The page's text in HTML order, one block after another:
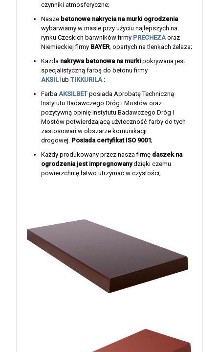
czynniki atmosferyczne;
Nasze betonowe nakrycia na murki ogrodzenia
wybarwiamy w masie przy użyciu najlepszych na
rynku Czeskich barwników firmy PRECHEZA oraz
Niemieckiej firmy BAYER, opartych na tlenkach żelaza;
Każda nakrywa betonowa na murki pokrywana jest
specjalistyczną farbą do betonu firmy
AKSIL lub TIKKURILA;
Farba AKSILBET posiada Aprobatę Techniczną
Instytutu Badawczego Dróg i Mostów oraz
pozytywną opinię Instytutu Badawczego Dróg i
Mostów potwierdzającą użyteczność farby do tych
zastosowań w obszarze komunikacji
drogowej. Posiada certyfikat ISO 9001;
Każdy produkowany przez nasza firmę daszek na
ogrodzenia jest impregnowanydzięki czemu
powierzchnię łatwo utrzymać w czystości;